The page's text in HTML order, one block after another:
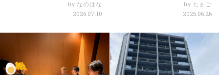
by なのはな
2026.07.10
by たまご
2026.06.26